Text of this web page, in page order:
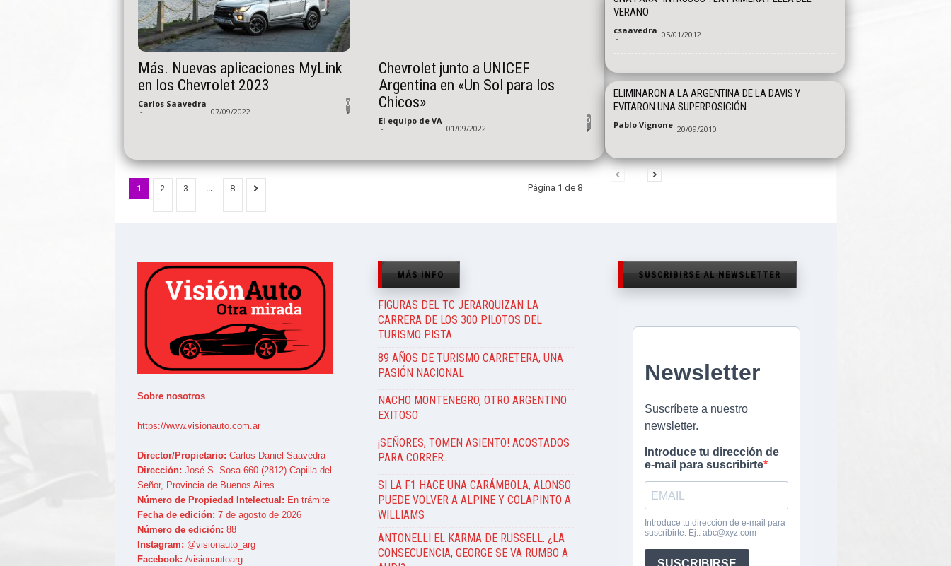
Más. Nuevas aplicaciones MyLink
en los Chevrolet 2023
Carlos Saavedra
- 07/09/2022
0
Chevrolet junto a UNICEF
Argentina en «Un Sol para los
Chicos»
El equipo de VA
- 01/09/2022
0
1 2 3 ... 8 Página 1 de 8
VERANO
csaavedra
- 05/01/2012
ELIMINARON A LA ARGENTINA DE LA DAVIS Y
EVITARON UNA SUPERPOSICIÓN
Pablo Vignone
- 20/09/2010
Sobre nosotros
https://www.visionauto.com.ar
Director/Propietario: Carlos Daniel Saavedra
Dirección: José S. Sosa 660 (2812) Capilla del
Señor, Provincia de Buenos Aires
Número de Propiedad Intelectual: En trámite
Fecha de edición: 7 de agosto de 2026
Número de edición: 88
Instagram: @visionauto_arg
Facebook: /visionautoarg
MÁS INFO
FIGURAS DEL TC JERARQUIZAN LA
CARRERA DE LOS 300 PILOTOS DEL
TURISMO PISTA
89 AÑOS DE TURISMO CARRETERA, UNA
PASIÓN NACIONAL
NACHO MONTENEGRO, OTRO ARGENTINO
EXITOSO
¡SEÑORES, TOMEN ASIENTO! ACOSTADOS
PARA CORRER…
SI LA F1 HACE UNA CARÁMBOLA, ALONSO
PUEDE VOLVER A ALPINE Y COLAPINTO A
WILLIAMS
ANTONELLI EL KARMA DE RUSSELL. ¿LA
CONSECUENCIA, GEORGE SE VA RUMBO A
SUSCRIBIRSE AL NEWSLETTER